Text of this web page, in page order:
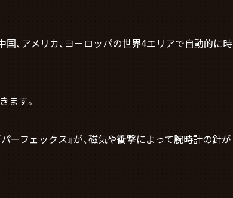
、アメリカ、ヨーロッパの世界4エリアで自動的に時
ます。
パーフェックス』が、磁気や衝撃によって腕時計の針が